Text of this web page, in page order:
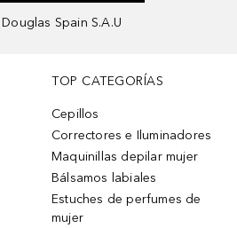
Douglas Spain S.A.U
TOP CATEGORÍAS
Cepillos
Correctores e Iluminadores
Maquinillas depilar mujer
Bálsamos labiales
Estuches de perfumes de
mujer